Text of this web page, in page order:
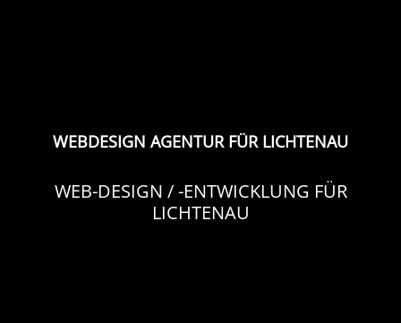
WEBDESIGN AGENTUR FÜR LICHTENAU
WEB-DESIGN / -ENTWICKLUNG FÜR
LICHTENAU